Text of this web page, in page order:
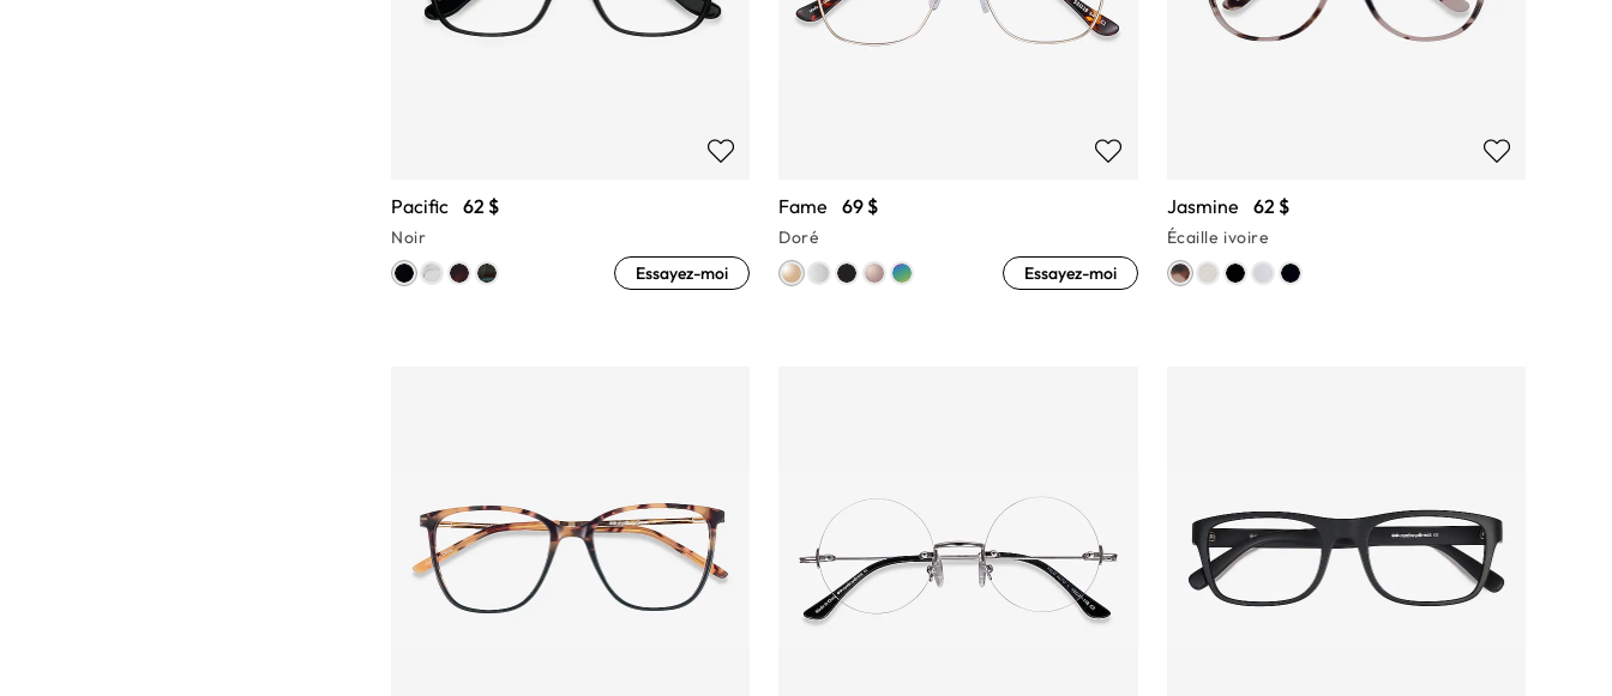
Pacific 62 $
Noir
Essayez-moi
Fame 69 $
Doré
Essayez-moi
Jasmine 62 $
Écaille ivoire